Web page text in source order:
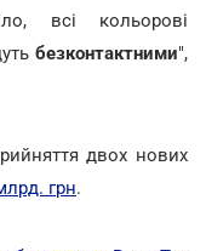
всі кольорові
безконтактними",
двох нових
грн.